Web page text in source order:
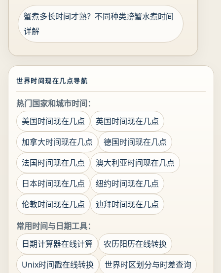
蟹煮多长时间才熟？不同种类螃蟹水煮时间
详解
世界时间现在几点导航
热门国家和城市时间：
美国时间现在几点
英国时间现在几点
加拿大时间现在几点
德国时间现在几点
法国时间现在几点
澳大利亚时间现在几点
日本时间现在几点
纽约时间现在几点
伦敦时间现在几点
迪拜时间现在几点
常用时间与日期工具：
日期计算器在线计算
农历阳历在线转换
Unix时间戳在线转换
世界时区划分与时差查询